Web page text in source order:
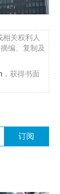
关权利人
编、复制及
，获得书面
订阅